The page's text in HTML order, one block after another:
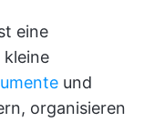
eine
und
organisieren